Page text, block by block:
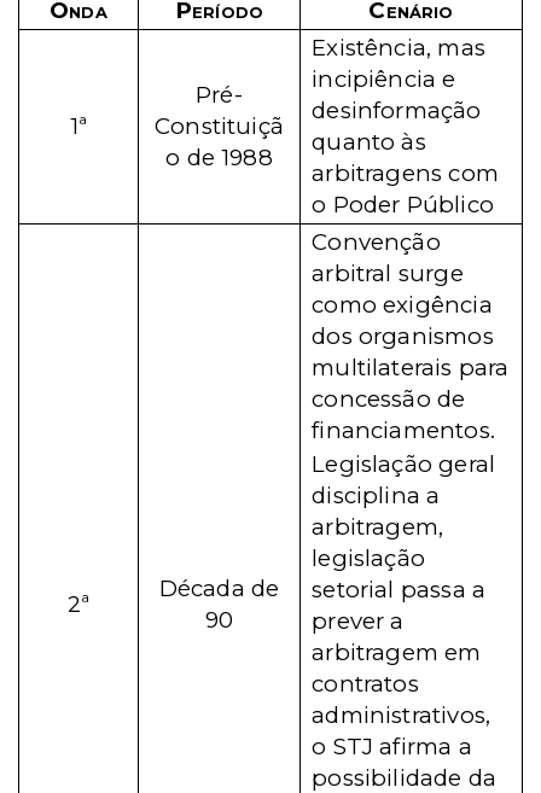
Onda Período Cenário
1ª
Pré-
Constituiçã
o de 1988
Existência, mas
incipiência e
desinformação
quanto às
arbitragens com
o Poder Público
2ª
Década de
90
Convenção
arbitral surge
como exigência
dos organismos
multilaterais para
concessão de
financiamentos.
Legislação geral
disciplina a
arbitragem,
legislação
setorial passa a
prever a
arbitragem em
contratos
administrativos,
o STJ afirma a
possibilidade da